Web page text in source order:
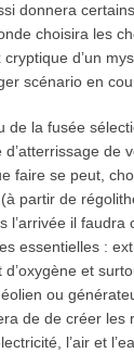
donnera
choisira les
d’un
scénario en
de la fusée
de
faire se peut,
partir de
l’arrivée il faudra
essentielles :
d’oxygène et
ou
de de créer les
l’air et